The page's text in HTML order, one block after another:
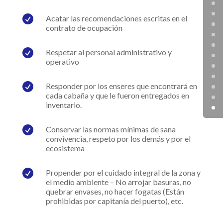

Acatar las recomendaciones escritas en el
contrato de ocupación

Respetar al personal administrativo y
operativo

Responder por los enseres que encontrará en
cada cabaña y que le fueron entregados en
inventario.

Conservar las normas mínimas de sana
convivencia, respeto por los demás y por el
ecosistema

Propender por el cuidado integral de la zona y
el medio ambiente – No arrojar basuras, no
quebrar envases, no hacer fogatas (Están
prohibidas por capitanía del puerto), etc.